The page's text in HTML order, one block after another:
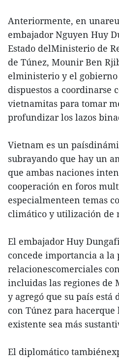
Anteriormente, en
embajador Nguyen Huy
Estado delMinisterio de
de Túnez, Mounir Ben
elministerio y el gobierno
dispuestos a coordinarse
vietnamitas para tomar
profundizar los lazos
Vietnam es un
subrayando que hay un
que ambas naciones
cooperación en foros
especialmenteen temas
climático y utilización de
El embajador Huy
concede importancia a la
relacionescomerciales
incluidas las regiones de
y agregó que su país está
con Túnez para hacerque
existente sea más
El diplomático